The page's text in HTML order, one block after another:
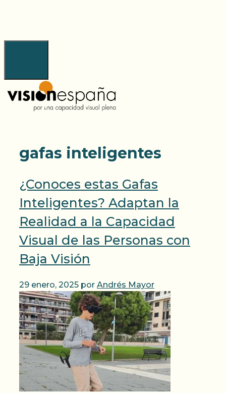
gafas inteligentes
¿Conoces estas Gafas
Inteligentes? Adaptan la
Realidad a la Capacidad
Visual de las Personas con
Baja Visión
29 enero, 2025 por Andrés Mayor